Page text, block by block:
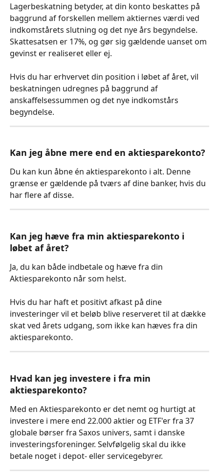
Lagerbeskatning betyder, at din konto beskattes på
baggrund af forskellen mellem aktiernes værdi ved
indkomstårets slutning og det nye års begyndelse.
Skattesatsen er 17%, og gør sig gældende uanset om
gevinst er realiseret eller ej.
Hvis du har erhvervet din position i løbet af året, vil
beskatningen udregnes på baggrund af
anskaffelsessummen og det nye indkomstårs
begyndelse.
Kan jeg åbne mere end en aktiesparekonto?
Du kan kun åbne én aktiesparekonto i alt. Denne
grænse er gældende på tværs af dine banker, hvis du
har flere af disse.
Kan jeg hæve fra min aktiesparekonto i
løbet af året?
Ja, du kan både indbetale og hæve fra din
Aktiesparekonto når som helst.
Hvis du har haft et positivt afkast på dine
investeringer vil et beløb blive reserveret til at dække
skat ved årets udgang, som ikke kan hæves fra din
aktiesparekonto.
Hvad kan jeg investere i fra min
aktiesparekonto?
Med en Aktiesparekonto er det nemt og hurtigt at
investere i mere end 22.000 aktier og ETF'er fra 37
globale børser fra Saxos univers, samt i danske
investeringsforeninger. Selvfølgelig skal du ikke
betale noget i depot- eller servicegebyrer.